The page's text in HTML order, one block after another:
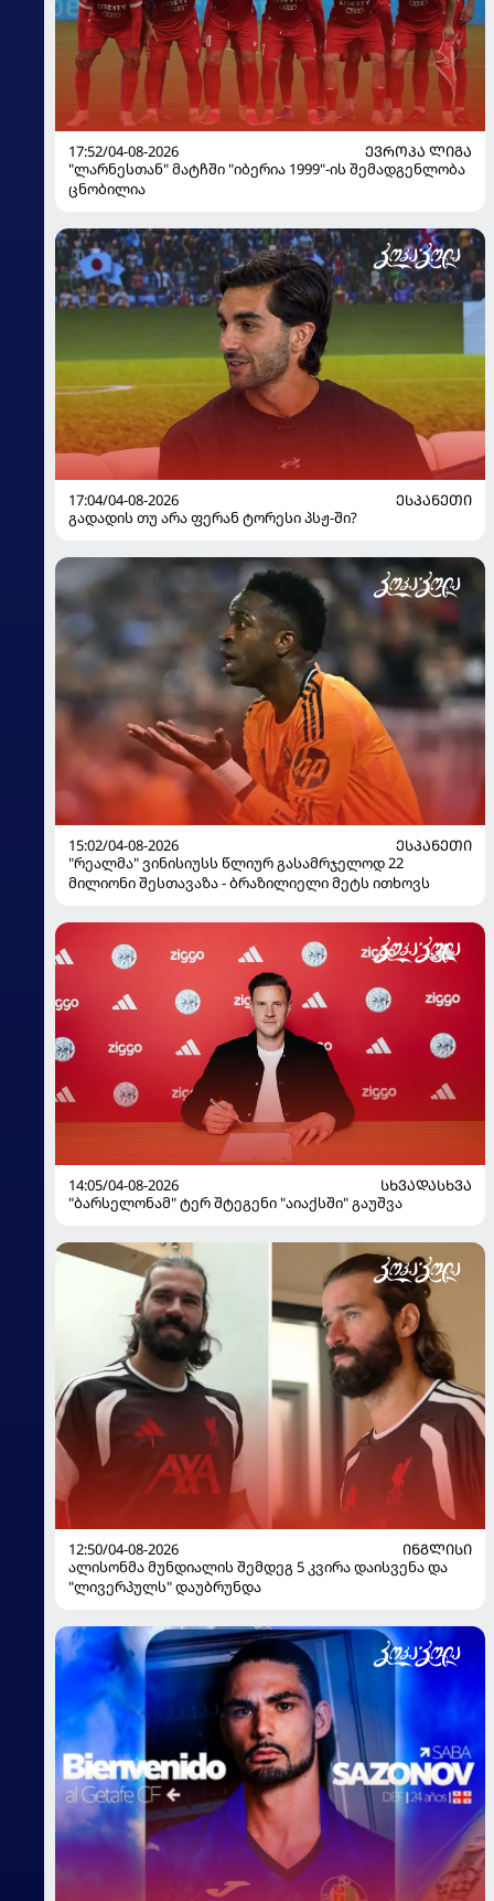
17:52/04-08-2026
ᲔᲕᲠᲝᲞᲐ ᲚᲘᲒᲐ
"ლარნესთან" მატჩში "იბერია 1999"-ის შემადგენლობა
ცნობილია
17:04/04-08-2026
ᲔᲡᲞᲐᲜᲔᲗᲘ
გადადის თუ არა ფერან ტორესი პსჟ-ში?
15:02/04-08-2026
ᲔᲡᲞᲐᲜᲔᲗᲘ
"რეალმა" ვინისიუსს წლიურ გასამრჯელოდ 22
მილიონი შესთავაზა - ბრაზილიელი მეტს ითხოვს
14:05/04-08-2026
ᲡᲮᲕᲐᲓᲐᲡᲮᲕᲐ
"ბარსელონამ" ტერ შტეგენი "აიაქსში" გაუშვა
12:50/04-08-2026
ᲘᲜᲒᲚᲘᲡᲘ
ალისონმა მუნდიალის შემდეგ 5 კვირა დაისვენა და
"ლივერპულს" დაუბრუნდა